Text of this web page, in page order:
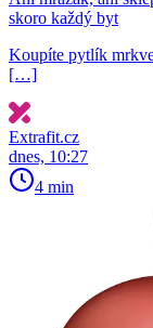
skoro každý byt
Koupíte pytlík
[…]
Extrafit.cz
dnes, 10:27
4 min